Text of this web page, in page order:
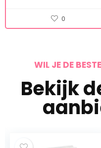
0
WIL JE DE
Bekijk